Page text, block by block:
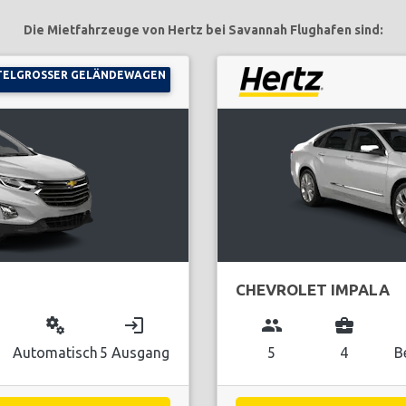
Die Mietfahrzeuge von Hertz bei Savannah Flughafen sind:
GELÄNDEWAGEN
miscellaneous_services
Automatisch
login
5 Ausgang
CHEVROLET IMPALA
group
5
business_center
4